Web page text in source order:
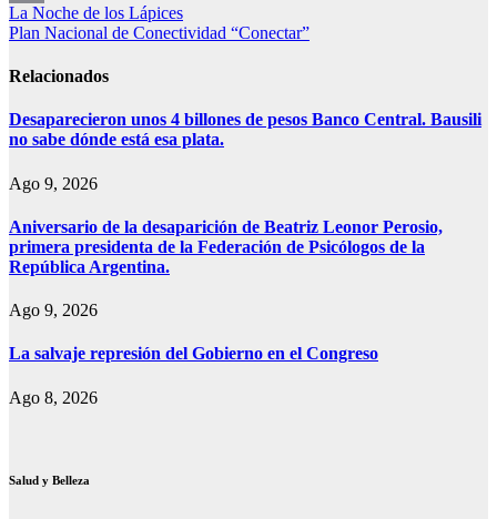
Print
Navegación
de
entradas
La Noche de los Lápices
Plan Nacional de Conectividad “Conectar”
Relacionados
Desaparecieron unos 4 billones de pesos Banco Central. Bausili
no sabe dónde está esa plata.
Ago 9, 2026
Aniversario de la desaparición de Beatriz Leonor Perosio,
primera presidenta de la Federación de Psicólogos de la
República Argentina.
Ago 9, 2026
La salvaje represión del Gobierno en el Congreso
Ago 8, 2026
Salud y Belleza